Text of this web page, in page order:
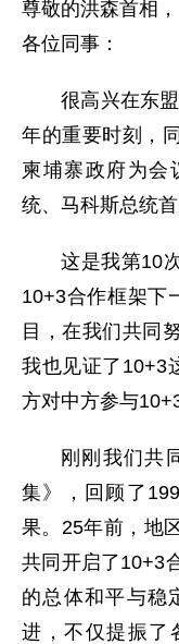
尊敬的洪森首相，
各位同事：
很高兴在东
年的重要时刻，
柬埔寨政府为会
统、马科斯总统
这是我第10
10+3合作框架下
目，在我们共同
我也见证了10+3
方对中方参与
刚刚我们共
集》，回顾了
果。25年前，地
共同开启了10+3
的总体和平与稳
进，不仅提振了